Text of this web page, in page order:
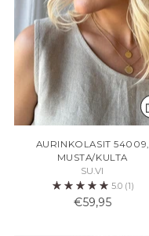
AURINKOLASIT 54009,
MUSTA/KULTA
SU.VI
5.0 (1)
€59,95